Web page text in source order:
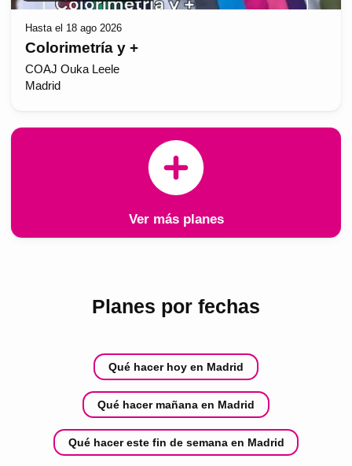
Hasta el 18 ago 2026
Colorimetría y +
COAJ Ouka Leele
Madrid
Ver más planes
Planes por fechas
Qué hacer hoy en Madrid
Qué hacer mañana en Madrid
Qué hacer este fin de semana en Madrid